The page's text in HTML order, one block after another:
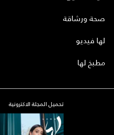
صحة ورشاقة
لها فيديو
مطبخ لها
تحميل المجلة الاكترونية